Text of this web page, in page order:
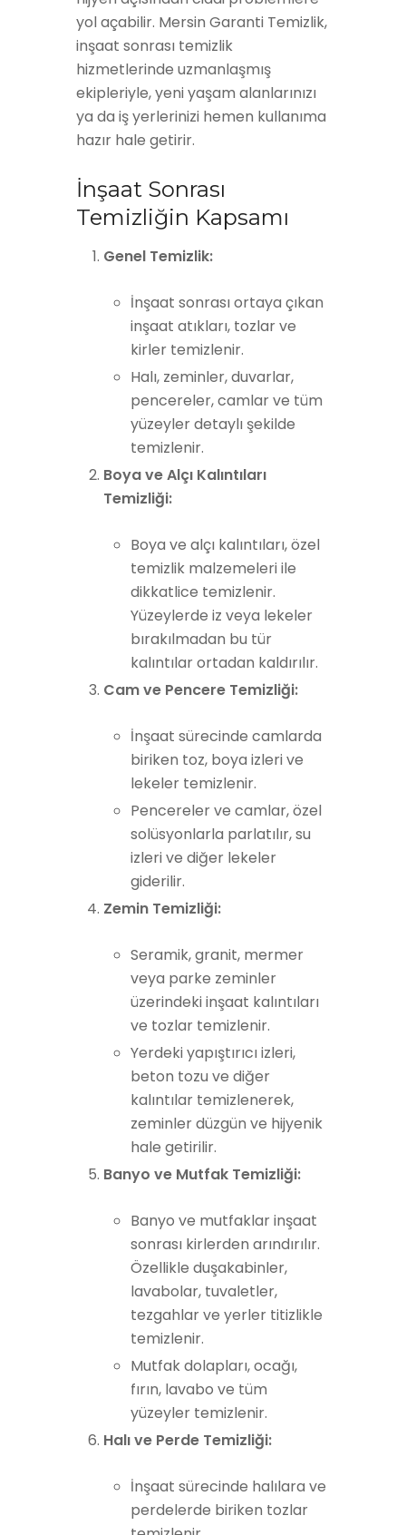
yol açabilir. Mersin Garanti Temizlik,
inşaat sonrası temizlik
hizmetlerinde uzmanlaşmış
ekipleriyle, yeni yaşam alanlarınızı
ya da iş yerlerinizi hemen kullanıma
hazır hale getirir.
İnşaat Sonrası
Temizliğin Kapsamı
Genel Temizlik:
İnşaat sonrası ortaya çıkan
inşaat atıkları, tozlar ve
kirler temizlenir.
Halı, zeminler, duvarlar,
pencereler, camlar ve tüm
yüzeyler detaylı şekilde
temizlenir.
Boya ve Alçı Kalıntıları
Temizliği:
Boya ve alçı kalıntıları, özel
temizlik malzemeleri ile
dikkatlice temizlenir.
Yüzeylerde iz veya lekeler
bırakılmadan bu tür
kalıntılar ortadan kaldırılır.
Cam ve Pencere Temizliği:
İnşaat sürecinde camlarda
biriken toz, boya izleri ve
lekeler temizlenir.
Pencereler ve camlar, özel
solüsyonlarla parlatılır, su
izleri ve diğer lekeler
giderilir.
Zemin Temizliği:
Seramik, granit, mermer
veya parke zeminler
üzerindeki inşaat kalıntıları
ve tozlar temizlenir.
Yerdeki yapıştırıcı izleri,
beton tozu ve diğer
kalıntılar temizlenerek,
zeminler düzgün ve hijyenik
hale getirilir.
Banyo ve Mutfak Temizliği:
Banyo ve mutfaklar inşaat
sonrası kirlerden arındırılır.
Özellikle duşakabinler,
lavabolar, tuvaletler,
tezgahlar ve yerler titizlikle
temizlenir.
Mutfak dolapları, ocağı,
fırın, lavabo ve tüm
yüzeyler temizlenir.
Halı ve Perde Temizliği:
İnşaat sürecinde halılara ve
perdelerde biriken tozlar